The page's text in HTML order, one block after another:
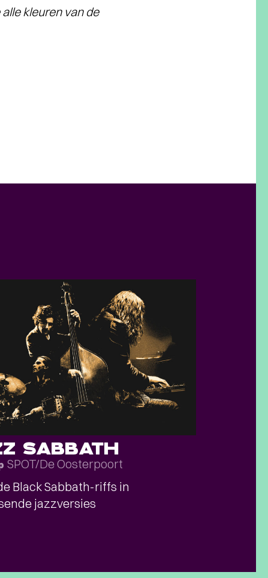
kleuren van de
SABBATH
SPOT/De Oosterpoort
Black Sabbath-riffs in
jazzversies